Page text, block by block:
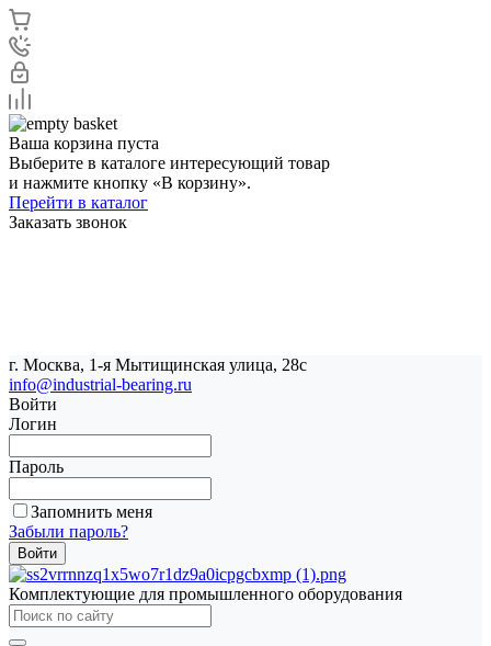
Ваша корзина пуста
Выберите в каталоге интересующий товар
и нажмите кнопку «В корзину».
Перейти в каталог
Заказать звонок
г. Москва, 1-я Мытищинская улица, 28с
info@industrial-bearing.ru
Войти
Логин
Пароль
Запомнить меня
Забыли пароль?
Комплектующие для промышленного оборудования